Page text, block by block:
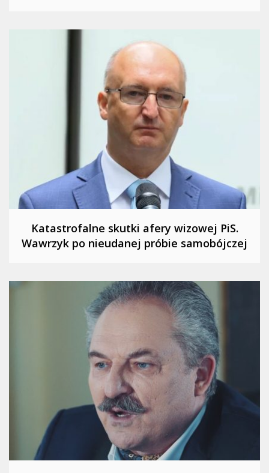
Katastrofalne skutki afery wizowej PiS.
Wawrzyk po nieudanej próbie samobójczej